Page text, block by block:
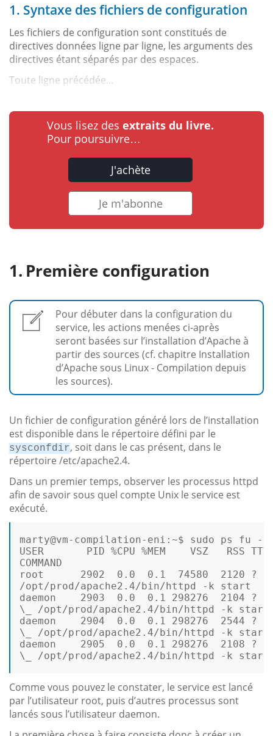
1. Syntaxe des fichiers de configuration
Les fichiers de configuration sont constitués de
directives données ligne par ligne, les arguments des
directives étant séparés par des espaces.
Toute ligne précédée...
Vous lisez des extraits du livre.
Pour poursuivre…
J'achète
Je m'abonne
Première configuration
Pour débuter dans la configuration du
service, les actions menées ci-après
seront basées sur l’installation d’Apache à
partir des sources (cf. chapitre Installation
d’Apache sous Linux - Compilation depuis
les sources).
Un fichier de configuration généré lors de l’installation
est disponible dans le répertoire défini par le
sysconfdir, soit dans le cas présent, dans le
répertoire /etc/apache2.4.
Dans un premier temps, observer les processus httpd
afin de savoir sous quel compte Unix le service est
exécuté.
marty@vm-compilation-eni:~$ sudo ps fu
USER       PID %CPU %MEM    VSZ   RSS
COMMAND
root      2902  0.0  0.1  74580  2120
/opt/prod/apache2.4/bin/httpd -k start
daemon    2903  0.0  0.1 298276  2104
\_ /opt/prod/apache2.4/bin/httpd -k
daemon    2904  0.0  0.1 298276  2544
\_ /opt/prod/apache2.4/bin/httpd -k
daemon    2905  0.0  0.1 298276  2108
\_ /opt/prod/apache2.4/bin/httpd -k
Comme vous pouvez le constater, le service est lancé
par l’utilisateur root, puis d’autres processus sont
lancés sous l’utilisateur daemon.